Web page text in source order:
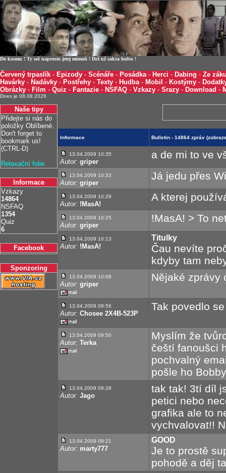
Do kosmu ! Ty seš naprosto jetej mimoň ! Drž už sakra hubu !
Červený trpaslík - Epizody - Scénáře - Posádka- Herci - Dabing - Ze
Havárky - Nadávky - Postřehy - Texty - Hudba- Mobil - Kostýmy -
Obrázky - Film - Quiz - Fantazie - NSFAQ - Vzkazy - Srazy - Download -
Dnes je 08.08.2026
Naše tipy
Přidejte si nás do
položky Oblíbené.
Don't forget to
bookmark us!
(CTRL-D)
Relaxační folie
Informace
Vzkazy
14864
NSFAQ
1354
Quiz
6
Facebook
Sponzoring
Informace Bulletin - 14864 zpráv
13.04.2009 10:35
Autor: griper
a de mi to ve
13.04.2009 10:33
Autor: griper
Já jedu přes
13.04.2009 10:29
Autor: !MasA!
A kterej
13.04.2009 10:25
Autor: griper
!MasA! > To
13.04.2009 10:13
Autor: !MasA!
Titulky
Čau nevíte
kdyby tam
13.04.2009 10:08
Autor: griper
Nějaké zprávy
13.04.2009 09:56
Autor: Chosee 2X4B-523P
Tak povedlo
13.04.2009 09:50
Autor: Terka
Myslím že
čeští fanoušci
pochvalný
pošle ho
13.04.2009 09:28
Autor: Jago
tak tak! 3tí díl
petici nebo
grafika ale to
vychvalovat!!
13.04.2009 09:21
Autor: marty777
GOOD
Je to prostě
pohodě a děj